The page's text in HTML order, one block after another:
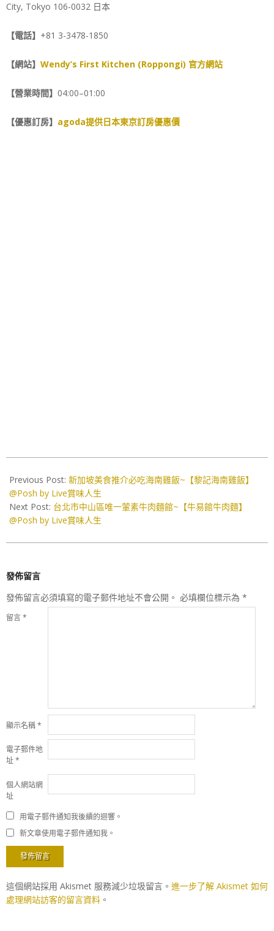
City, Tokyo 106-0032 日本
【電話】 +81 3-3478-1850
【網站】 Wendy’s First Kitchen (Roppongi) 官方網站
【營業時間】 04:00–01:00
【優惠訂房】 agoda提供日本東京訂房優惠價
07-
03
Previous Post: 新加坡美食推介必吃海南雞飯~【黎記海南雞飯】
@Posh by Live賞味人生
Next Post: 台北市中山區唯一葷素牛肉麵館~【牛易館牛肉麵】
@Posh by Live賞味人生
發佈留言
發佈留言必須填寫的電子郵件地址不會公開。 必填欄位標示為 *
留言*
顯示名稱*
電子郵件地
址*
個人網站網
址
用電子郵件通知我後續的迴響。
新文章使用電子郵件通知我。
這個網站採用 Akismet 服務減少垃圾留言。 進一步了解 Akismet 如何
處理網站訪客的留言資料 。